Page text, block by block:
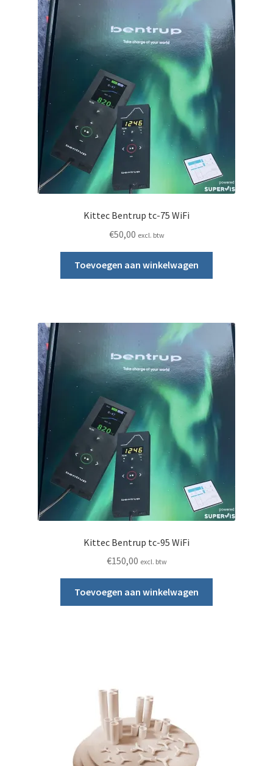
Kittec Bentrup tc-75 WiFi
€50,00 excl. btw
Toevoegen aan winkelwagen
Kittec Bentrup tc-95 WiFi
€150,00 excl. btw
Toevoegen aan winkelwagen